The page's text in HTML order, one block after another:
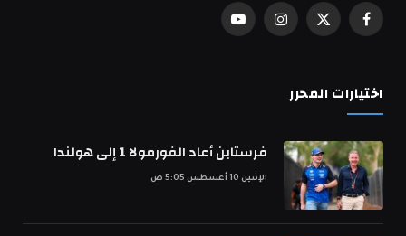
فيسبوكX
الانستغراميوتيوب
اختيارات المحرر
فرستابن أعاد الفورمولا 1 إلى هولندا
الإثنين 10 أغسطس 5:05 ص